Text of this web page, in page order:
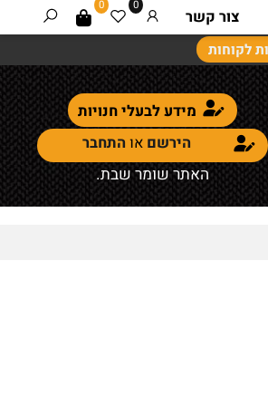
לקוחות
מידע לבעלי חנויות
הירשםאוהתחבר
האתר שומר שבת.
0 0
צור קשר